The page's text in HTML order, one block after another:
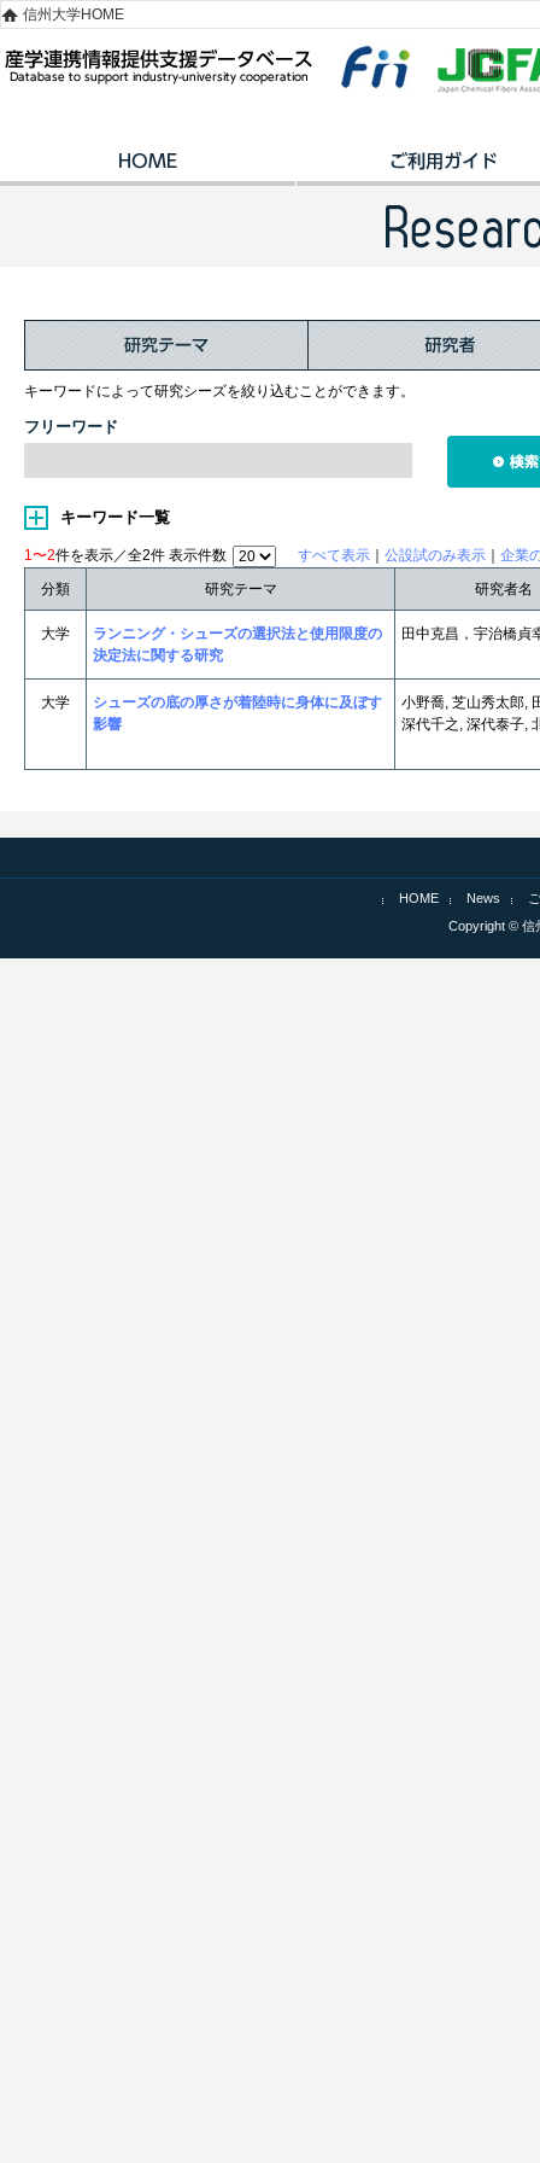
信州大学HOME
キーワードによって研究シーズを絞り込むことができます。
フリーワード
キーワード一覧
1〜2件を表示／全2件 表示件数 すべて表示 公設試のみ表示
企業
分類
研究テーマ 研究者名
大学
ランニング・シューズの選択法と使用限度の
決定法に関する研究
田中克昌，宇治橋貞
大学
シューズの底の厚さが着陸時に身体に及ぼす
影響
小野喬, 芝山秀太郎,
深代千之, 深代泰子,
HOME News
Copyright © 信